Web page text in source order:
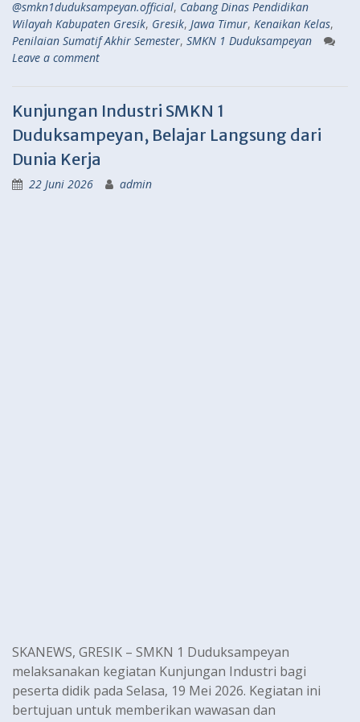
@smkn1duduksampeyan.official, Cabang Dinas Pendidikan
Wilayah Kabupaten Gresik, Gresik, Jawa Timur, Kenaikan Kelas,
Penilaian Sumatif Akhir Semester, SMKN 1 Duduksampeyan
Leave a comment
Kunjungan Industri SMKN 1
Duduksampeyan, Belajar Langsung dari
Dunia Kerja
22 Juni 2026 admin
SKANEWS, GRESIK – SMKN 1 Duduksampeyan
melaksanakan kegiatan Kunjungan Industri bagi
peserta didik pada Selasa, 19 Mei 2026. Kegiatan ini
bertujuan untuk memberikan wawasan dan